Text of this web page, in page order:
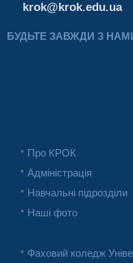
krok@krok.edu.ua
БУДЬТЕ ЗАВЖДИ З
Про КРОК
Адміністрація
Навчальні підрозділи
Наші фото
Фаховий коледж